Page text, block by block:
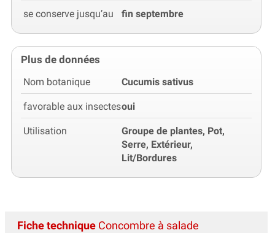
se conserve jusqu’au fin septembre
Plus de données
Nom botanique Cucumis sativus
favorable aux insectesoui
Utilisation
Groupe de plantes, Pot,
Serre, Extérieur,
Lit/Bordures
Fiche technique Concombre à salade